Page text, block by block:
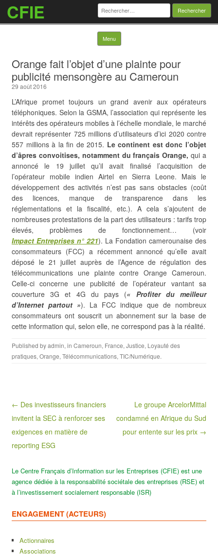
CFIE Rechercher :
Menu Skip to content
Orange fait l’objet d’une plainte pour
publicité mensongère au Cameroun
29 août 2016
L’Afrique promet toujours un grand avenir aux opérateurs
téléphoniques. Selon la GSMA, l’association qui représente les
intérêts des opérateurs mobiles à l’échelle mondiale, le marché
devrait représenter 725 millions d’utilisateurs d’ici 2020 contre
557 millions à la fin de 2015. Le continent est donc l’objet
d’âpres convoitises, notamment du français Orange, qui a
annoncé le 19 juillet qu’il avait finalisé l’acquisition de
l’opérateur mobile indien Airtel en Sierra Leone. Mais le
développement des activités n’est pas sansobstacles (coût
des licences, manque de transparence dans les
réglementations et la fiscalité, etc.). A cela s’ajoutent de
nombreuses protestations de la part des utilisateurs : tarifs trop
élevés, problèmes de fonctionnement… (voir
Impact Entreprises n° 221). La Fondation camerounaise des
consommateurs (FCC) a récemment annoncé qu’elle avait
déposé le 21 juillet auprès de l’Agence de régulation des
télécommunications une plainte contre Orange Cameroun.
Celle-ci concerne une publicité de l’opérateur vantant sa
couverture 3G et 4G du pays (« Profiter du meilleur
d’Internet partout »). La FCC indique que de nombreux
consommateurs ont souscrit un abonnement sur la base de
cette information qui, selon elle, ne correspond pas à la réalité.
Published byadmin, in Cameroun, France, Justice, Loyauté des
pratiques, Orange, Télécommunications, TIC/Numérique.
Post navigation
← Des investisseurs financiers
invitent la SEC à renforcer ses
exigences en matière de
reporting ESG
Le groupe ArcelorMittal
condamné en Afrique du Sud
pour entente sur les prix →
Le Centre Français d’Information sur les Entreprises (CFIE) est une
agence dédiée à la responsabilité sociétale des entreprises (RSE) et
à l’investissement socialement responsable (ISR)
ENGAGEMENT (ACTEURS)
Actionnaires
Associations